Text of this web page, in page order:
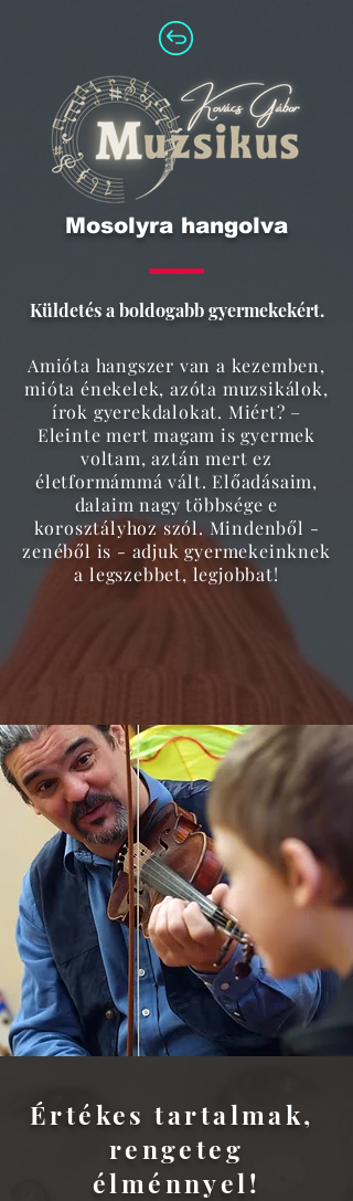
Mosolyra hangolva
Küldetés a boldogabb gyermekekért.
Amióta hangszer van a kezemben,
mióta énekelek, azóta muzsikálok,
írok gyerekdalokat. Miért? –
Eleinte mert magam is gyermek
voltam, aztán mert ez
életformámmá vált. Előadásaim,
dalaim nagy többsége e
korosztályhoz szól. Mindenből -
zenéből is - adjuk gyermekeinknek
a legszebbet, legjobbat!
Értékes tartalmak,
rengeteg
élménnyel!